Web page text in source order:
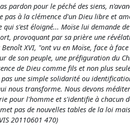
pardon pour le péché des siens,
pas à la clémence d'un Dieu libre et
qui s'est éloigné... Moïse lui demande
provoquant par sa prière une
Benoît XVI, "ont vu en Moïse, face à
de son peuple, une préfiguration du
de Dieu comme fils et non plus
une simple solidarité ou
nous transforme. Nous devons
pour l'homme et s'identifie à chacun
pas de nouvelles tables de la loi
20110601 470)